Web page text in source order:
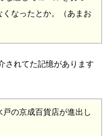
なったとか。（あまお
されてた記憶があります
の京成百貨店が進出し